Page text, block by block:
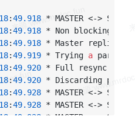
18:49.918
18:49.918 * Non blocking
18:49.918 * Master replied
18:49.919 * Trying a partial
18:49.920 * Full resync
18:49.920
18:49.928 * MASTER <->
18:49.928
18 49.928 * MASTER <->